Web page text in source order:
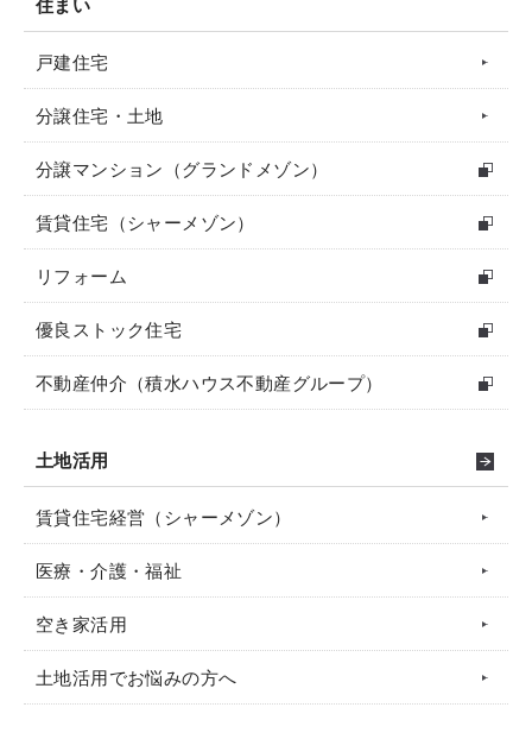
戸建住宅
分譲住宅・土地
分譲マンション（グランドメゾン）
賃貸住宅（シャーメゾン）
リフォーム
優良ストック住宅
不動産仲介（積水ハウス不動産グループ）
土地活用
賃貸住宅経営（シャーメゾン）
医療・介護・福祉
空き家活用
土地活用でお悩みの方へ